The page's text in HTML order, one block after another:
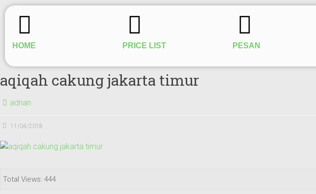
HOME PRICE LIST PESAN
aqiqah cakung jakarta timur
adnan
11/04/2018
Total Views: 444